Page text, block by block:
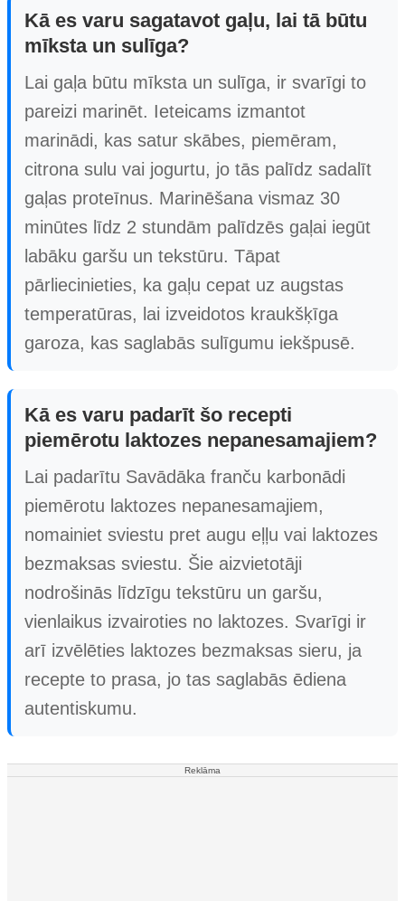
Kā es varu sagatavot gaļu, lai tā būtu
mīksta un sulīga?
Lai gaļa būtu mīksta un sulīga, ir svarīgi to
pareizi marinēt. Ieteicams izmantot
marinādi, kas satur skābes, piemēram,
citrona sulu vai jogurtu, jo tās palīdz sadalīt
gaļas proteīnus. Marinēšana vismaz 30
minūtes līdz 2 stundām palīdzēs gaļai iegūt
labāku garšu un tekstūru. Tāpat
pārliecinieties, ka gaļu cepat uz augstas
temperatūras, lai izveidotos kraukšķīga
garoza, kas saglabās sulīgumu iekšpusē.
Kā es varu padarīt šo recepti
piemērotu laktozes nepanesamajiem?
Lai padarītu Savādāka franču karbonādi
piemērotu laktozes nepanesamajiem,
nomainiet sviestu pret augu eļļu vai laktozes
bezmaksas sviestu. Šie aizvietotāji
nodrošinās līdzīgu tekstūru un garšu,
vienlaikus izvairoties no laktozes. Svarīgi ir
arī izvēlēties laktozes bezmaksas sieru, ja
recepte to prasa, jo tas saglabās ēdiena
autentiskumu.
Reklāma